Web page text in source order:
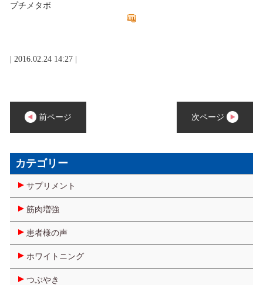
プチメタボ
| 2016.02.24 14:27 |
前ページ 次ページ
カテゴリー
サプリメント
筋肉増強
患者様の声
ホワイトニング
つぶやき